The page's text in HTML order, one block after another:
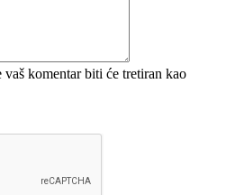
komentar biti će tretiran kao